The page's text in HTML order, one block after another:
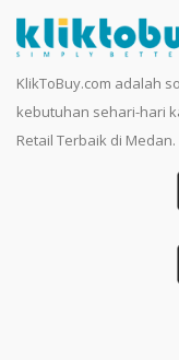
KlikToBuy.com adalah
kebutuhan sehari-hari
Retail Terbaik di Medan.